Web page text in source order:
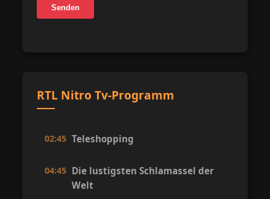
Senden
RTL Nitro Tv-Programm
02:45 Teleshopping
04:45 Die lustigsten Schlamassel der
Welt